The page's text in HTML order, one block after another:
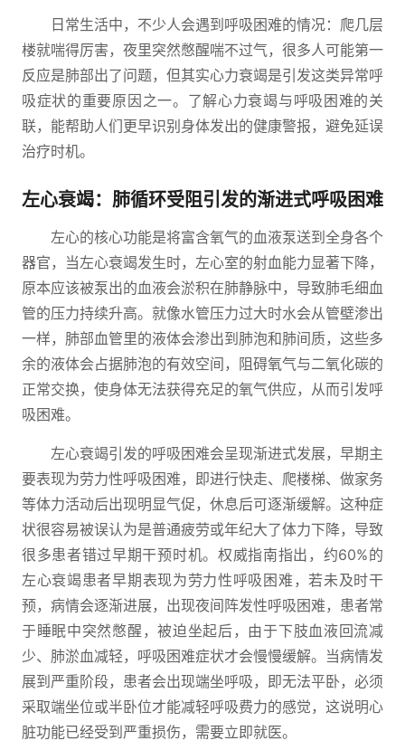
日常生活中，不少人会遇到呼吸困难的情况：爬几层
楼就喘得厉害，夜里突然憋醒喘不过气，很多人可能第一
反应是肺部出了问题，但其实心力衰竭是引发这类异常呼
吸症状的重要原因之一。了解心力衰竭与呼吸困难的关
联，能帮助人们更早识别身体发出的健康警报，避免延误
治疗时机。
左心衰竭：肺循环受阻引发的渐进式呼吸困难
左心的核心功能是将富含氧气的血液泵送到全身各个
器官，当左心衰竭发生时，左心室的射血能力显著下降，
原本应该被泵出的血液会淤积在肺静脉中，导致肺毛细血
管的压力持续升高。就像水管压力过大时水会从管壁渗出
一样，肺部血管里的液体会渗出到肺泡和肺间质，这些多
余的液体会占据肺泡的有效空间，阻碍氧气与二氧化碳的
正常交换，使身体无法获得充足的氧气供应，从而引发呼
吸困难。
左心衰竭引发的呼吸困难会呈现渐进式发展，早期主
要表现为劳力性呼吸困难，即进行快走、爬楼梯、做家务
等体力活动后出现明显气促，休息后可逐渐缓解。这种症
状很容易被误认为是普通疲劳或年纪大了体力下降，导致
很多患者错过早期干预时机。权威指南指出，约60%的
左心衰竭患者早期表现为劳力性呼吸困难，若未及时干
预，病情会逐渐进展，出现夜间阵发性呼吸困难，患者常
于睡眠中突然憋醒，被迫坐起后，由于下肢血液回流减
少、肺淤血减轻，呼吸困难症状才会慢慢缓解。当病情发
展到严重阶段，患者会出现端坐呼吸，即无法平卧，必须
采取端坐位或半卧位才能减轻呼吸费力的感觉，这说明心
脏功能已经受到严重损伤，需要立即就医。